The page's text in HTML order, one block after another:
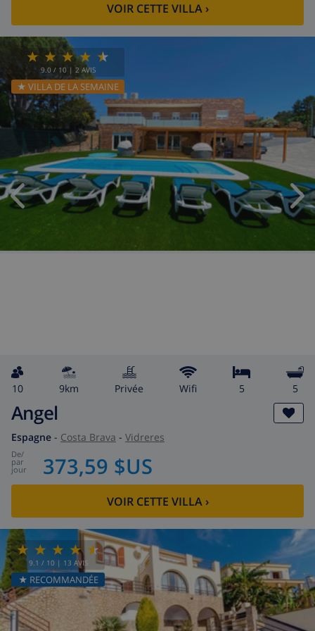
VOIR CETTE VILLA›
9.0/ 10 | 2 AVIS
★ VILLA DE LA SEMAINE
10 9km privée wifi 5 5
Angel
Espagne - Costa Brava - Vidreres
de/
par
jour 373,59 $US
VOIR CETTE VILLA›
9.1 / 10 | 13 AVIS
★ RECOMMANDÉE